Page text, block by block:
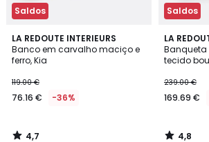
Saldos
LA REDOUTE INTERIEURS
Banco em carvalho maciço e
ferro, Kia
119.00 €
76.16 € -36%
4,7
/ 5
4,7
Saldos
LA
Banqueta
tecido
239.00 €
169.69 €
4,8
/ 5
4,8